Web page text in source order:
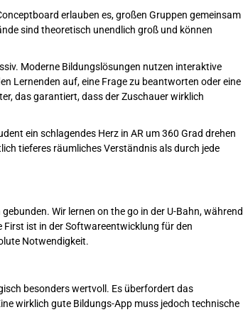
erlauben es, großen Gruppen gemeinsam
sind theoretisch unendlich groß und können
Moderne Bildungslösungen nutzen interaktive
Lernenden auf, eine Frage zu beantworten oder eine
das garantiert, dass der Zuschauer wirklich
ein schlagendes Herz in AR um 360 Grad drehen
tieferes räumliches Verständnis als durch jede
Wir lernen on the go in der U-Bahn, während
ist in der Softwareentwicklung für den
Notwendigkeit.
besonders wertvoll. Es überfordert das
wirklich gute Bildungs-App muss jedoch technische